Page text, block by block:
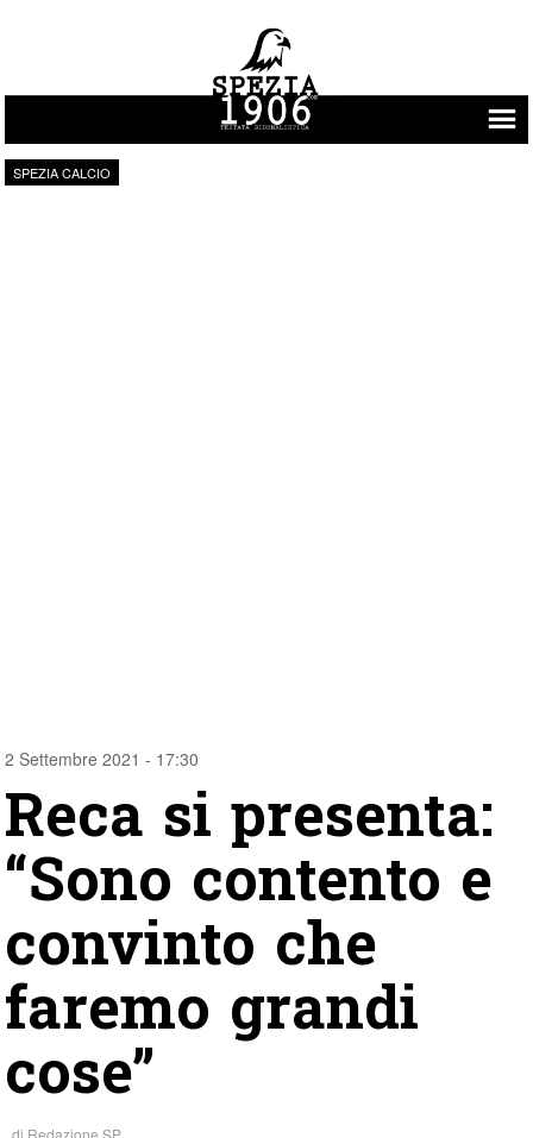
Vai al contenuto
SPEZIA CALCIO
2 Settembre 2021 - 17:30
Reca si presenta:
“Sono contento e
convinto che
faremo grandi
cose”
di Redazione SP